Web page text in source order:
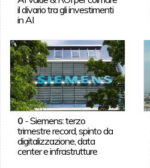
il divario tra gli investimenti
in AI
0-Siemens: terzo
trimestre record, spinto da
digitalizzazione, data
center e infrastrutture